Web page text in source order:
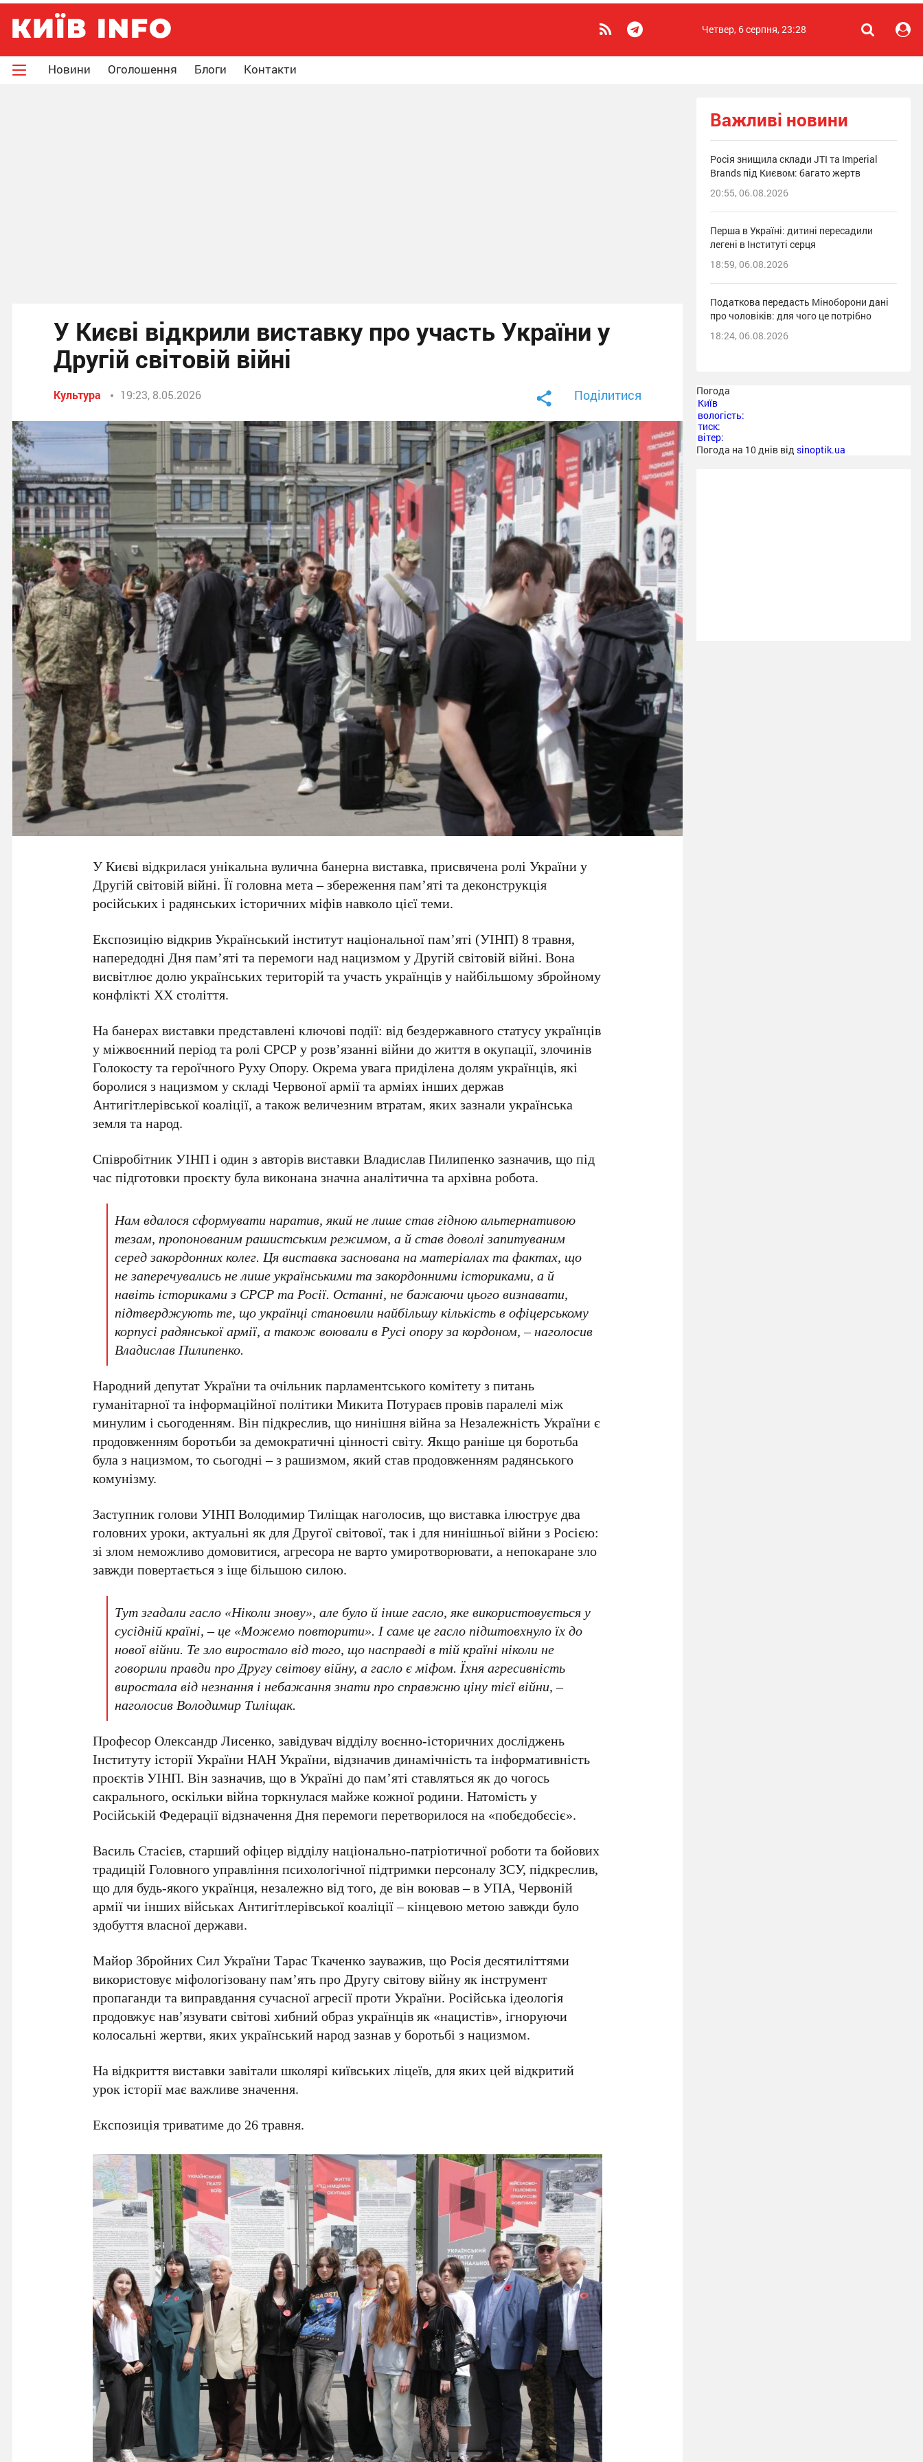
Четвер, 6 серпня, 23:28
Новини Оголошення Блоги Контакти
У Києві відкрили виставку про участь України у
Другій світовій війні
Культура 19:23, 8.05.2026 Поділитися
У Києві відкрилася унікальна вулична банерна виставка, присвячена ролі України у
Другій світовій війні. Її головна мета – збереження пам’яті та деконструкція
російських і радянських історичних міфів навколо цієї теми.
Експозицію відкрив Український інститут національної пам’яті (УІНП)8 травня,
напередодніДня пам’яті та перемоги над нацизмом у Другій світовій війні. Вона
висвітлює долю українських територій та участь українців у найбільшому збройному
конфліктіХХ століття.
На банерах виставки представлені ключові події: від бездержавного статусу українців
у міжвоєнний період та ролі СРСР у розв’язанні війни до життя в окупації, злочинів
Голокосту та героїчного Руху Опору. Окрема увага приділена долям українців, які
боролися з нацизмом у складіЧервоної арміїта арміях інших держав
Антигітлерівської коаліції, а також величезним втратам, яких зазнали українська
земля та народ.
Співробітник УІНП і один з авторів виставкиВладислав Пилипенкозазначив, що під
час підготовки проєкту була виконана значна аналітична та архівна робота.
Нам вдалося сформувати наратив, який не лише став гідною альтернативою
тезам, пропонованим рашистським режимом, а й став доволі запитуваним
серед закордонних колег. Ця виставка заснована на матеріалах та фактах, що
не заперечувались не лише українськими та закордонними істориками, а й
навіть істориками з СРСР та Росії. Останні, не бажаючи цього визнавати,
підтверджують те, що українці становили найбільшу кількість в офіцерському
корпусі радянської армії, а також воювали в Русі опору за кордоном, – наголосив
Владислав Пилипенко.
Народний депутат України та очільник парламентського комітету з питань
гуманітарної та інформаційної політикиМикита Потураєвпровів паралелі між
минулим і сьогоденням. Він підкреслив, що нинішня війна за Незалежність України є
продовженням боротьби за демократичні цінності світу. Якщо раніше ця боротьба
була з нацизмом, то сьогодні – з рашизмом, який став продовженням радянського
комунізму.
Заступник голови УІНПВолодимир Тиліщакнаголосив, що виставка ілюструє два
головних уроки, актуальні як дляДругої світової, так і для нинішньої війни з Росією:
зі злом неможливо домовитися, агресора не варто умиротворювати, а непокаране зло
завжди повертається з іще більшою силою.
Тут згадали гасло «Ніколи знову», але було й інше гасло, яке використовується у
сусідній країні, – це «Можемо повторити». І саме це гасло підштовхнуло їх до
нової війни. Те зло виростало від того, що насправді в тій країні ніколи не
говорили правди про Другу світову війну, а гасло є міфом. Їхня агресивність
виростала від незнання і небажання знати про справжню ціну тієї війни, –
наголосивВолодимир Тиліщак.
ПрофесорОлександр Лисенко, завідувач відділу воєнно-історичних досліджень
Інституту історії УкраїниНАН України, відзначив динамічність та інформативність
проєктів УІНП. Він зазначив, що в Україні до пам’яті ставляться як до чогось
сакрального, оскільки війна торкнулася майже кожної родини. Натомість у
Російській ФедераціївідзначенняДня перемогиперетворилося на «побєдобєсіє».
Василь Стасієв, старший офіцер відділу національно-патріотичної роботи та бойових
традицій Головного управління психологічної підтримки персоналу ЗСУ, підкреслив,
що для будь-якого українця, незалежно від того, де він воював – вУПА,Червоній
арміїчи інших військахАнтигітлерівської коаліції– кінцевою метою завжди було
здобуття власної держави.
Майор Збройних Сил України Тарас Ткаченкозауважив, що Росія десятиліттями
використовує міфологізовану пам’ять проДругу світову війнуяк інструмент
пропаганди та виправдання сучасної агресії проти України. Російська ідеологія
продовжує нав’язувати світові хибний образ українців як «нацистів», ігноруючи
колосальні жертви, яких український народ зазнав у боротьбі з нацизмом.
На відкриття виставки завітали школярі київських ліцеїв, для яких цей відкритий
урок історії має важливе значення.
Експозиція триватиме до26 травня.
Важливі новини
Росія знищила склади JTI та Imperial
Brands під Києвом: багато жертв
20:55, 06.08.2026
Перша в Україні: дитині пересадили
легені в Інституті серця
18:59, 06.08.2026
Податкова передасть Міноборони дані
про чоловіків: для чого це потрібно
18:24, 06.08.2026
Погода
Київ
вологість:
тиск:
вітер:
Погода на 10 днів від sinoptik.ua